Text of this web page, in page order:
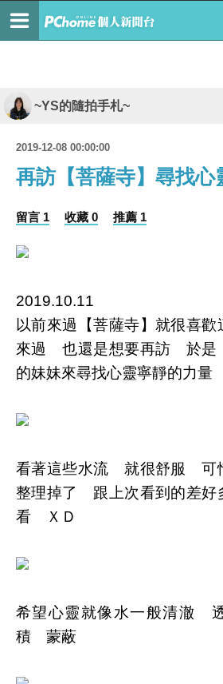
~YS的隨拍手札~
2019-12-08 00:00:00
再訪【菩薩寺】尋找心
留言 1 收藏 0 推薦 1
2019.10.11
以前來過【菩薩寺】就很喜
來過 也還是想要再訪 於是
的妹妹來尋找心靈寧靜的力量
看著這些水流 就很舒服 可
整理掉了 跟上次看到的差
看 ＸＤ
希望心靈就像水一般清澈
積 蒙蔽